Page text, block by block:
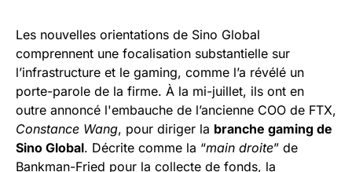
Les nouvelles orientations de Sino Global
comprennent une focalisation substantielle sur
l’infrastructure et le gaming, comme l’a révélé un
porte-parole de la firme. À la mi-juillet, ils ont en
outre annoncé l'embauche de l’ancienne COO de FTX,
Constance Wang, pour diriger la branche gaming de
Sino Global. Décrite comme la “main droite” de
Bankman-Fried pour la collecte de fonds, la